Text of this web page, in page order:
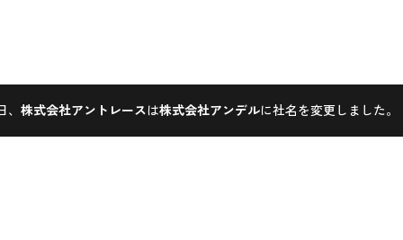
株式会社アントレースは株式会社アンデルに社名を変更しました。